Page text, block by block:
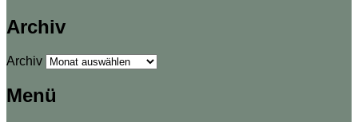
Archiv
Archiv
Menü